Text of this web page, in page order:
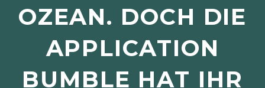
OZEAN. DOCH DIE
APPLICATION
BUMBLE HAT IHR